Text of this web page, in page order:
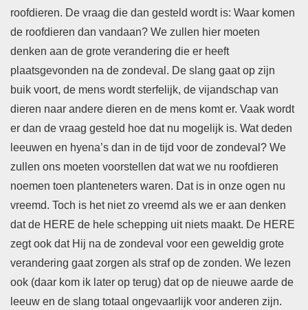
roofdieren. De vraag die dan gesteld wordt is: Waar komen
de roofdieren dan vandaan? We zullen hier moeten
denken aan de grote verandering die er heeft
plaatsgevonden na de zondeval. De slang gaat op zijn
buik voort, de mens wordt sterfelijk, de vijandschap van
dieren naar andere dieren en de mens komt er. Vaak wordt
er dan de vraag gesteld hoe dat nu mogelijk is. Wat deden
leeuwen en hyena’s dan in de tijd voor de zondeval? We
zullen ons moeten voorstellen dat wat we nu roofdieren
noemen toen planteneters waren. Dat is in onze ogen nu
vreemd. Toch is het niet zo vreemd als we er aan denken
dat de HERE de hele schepping uit niets maakt. De HERE
zegt ook dat Hij na de zondeval voor een geweldig grote
verandering gaat zorgen als straf op de zonden. We lezen
ook (daar kom ik later op terug) dat op de nieuwe aarde de
leeuw en de slang totaal ongevaarlijk voor anderen zijn.